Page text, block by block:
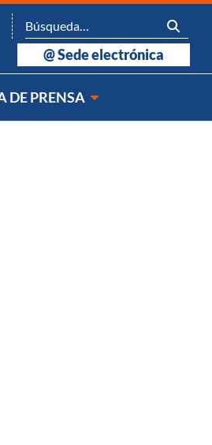
@Sede electrónica
DE PRENSA